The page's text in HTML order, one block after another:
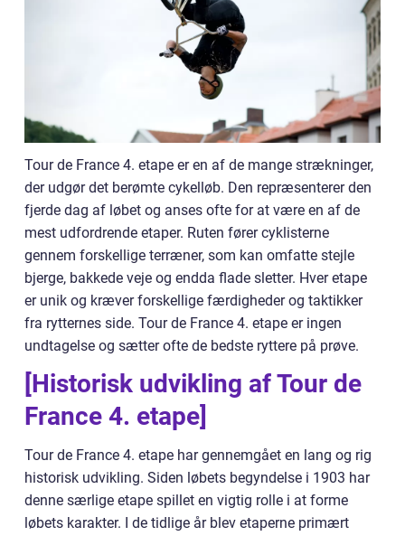
Tour de France 4. etape er en af de mange strækninger,
der udgør det berømte cykelløb. Den repræsenterer den
fjerde dag af løbet og anses ofte for at være en af de
mest udfordrende etaper. Ruten fører cyklisterne
gennem forskellige terræner, som kan omfatte stejle
bjerge, bakkede veje og endda flade sletter. Hver etape
er unik og kræver forskellige færdigheder og taktikker
fra rytternes side. Tour de France 4. etape er ingen
undtagelse og sætter ofte de bedste ryttere på prøve.
[Historisk udvikling af Tour de
France 4. etape]
Tour de France 4. etape har gennemgået en lang og rig
historisk udvikling. Siden løbets begyndelse i 1903 har
denne særlige etape spillet en vigtig rolle i at forme
løbets karakter. I de tidlige år blev etaperne primært